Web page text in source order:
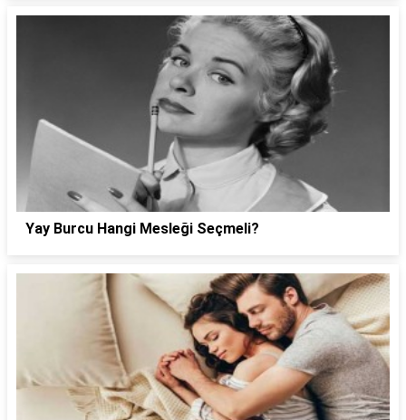
Yay Burcu Hangi Mesleği Seçmeli?